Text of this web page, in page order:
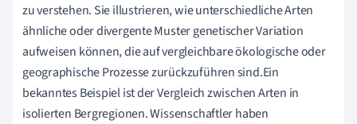
zu verstehen. Sie illustrieren, wie unterschiedliche Arten
ähnliche oder divergente Muster genetischer Variation
aufweisen können, die auf vergleichbare ökologische oder
geographische Prozesse zurückzuführen sind.Ein
bekanntes Beispiel ist der Vergleich zwischen Arten in
isolierten Bergregionen. Wissenschaftler haben